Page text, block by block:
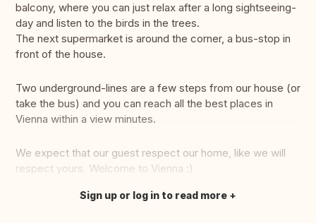
balcony, where you can just relax after a long sightseeing-
day and listen to the birds in the trees.
The next supermarket is around the corner, a bus-stop in
front of the house.
Two underground-lines are a few steps from our house (or
take the bus) and you can reach all the best places in
Vienna within a view minutes.
We expect that our guest respect our home, like we will
respect yours. Welcome to Vienna :)
Fazer tradução
Sign up or log in to read more